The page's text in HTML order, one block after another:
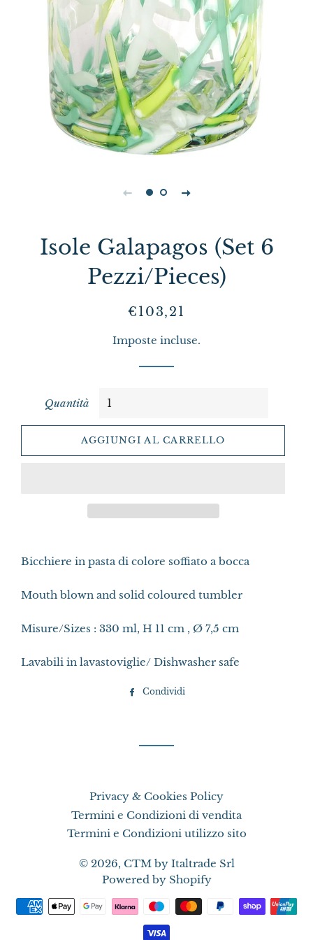
Isole Galapagos (Set 6
Pezzi/Pieces)
Prezzo
listino
Prezzo
€103,21
Imposte incluse.
Quantità
AGGIUNGI AL CARRELLO
Bicchiere in pasta di colore soffiato a bocca
Mouth blown and solid coloured tumbler
Misure/Sizes : 330 ml, H 11 cm , Ø 7,5 cm
Lavabili in lavastoviglie/ Dishwasher safe
Condividi
Privacy & Cookies Policy
Termini e Condizioni di vendita
Termini e Condizioni utilizzo sito
© 2026, CTM by Italtrade Srl
Powered by Shopify
Metodi
di